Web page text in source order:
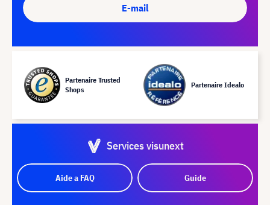
E-mail
Partenaire Trusted
Shops
Partenaire Idealo
Services visunext
Aide a FAQ Guide